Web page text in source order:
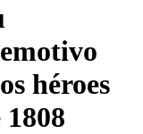
héroes